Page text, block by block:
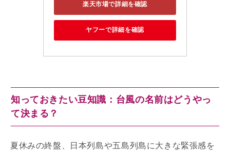
楽天市場で詳細を確認
ヤフーで詳細を確認
知っておきたい豆知識：台風の名前はどうやっ
て決まる？
夏休みの終盤、日本列島や五島列島に大きな緊張感を